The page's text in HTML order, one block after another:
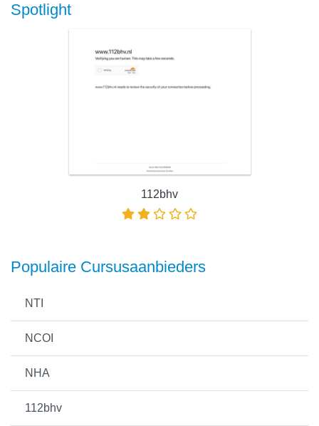
Spotlight
112bhv
Populaire Cursusaanbieders
NTI
NCOI
NHA
112bhv